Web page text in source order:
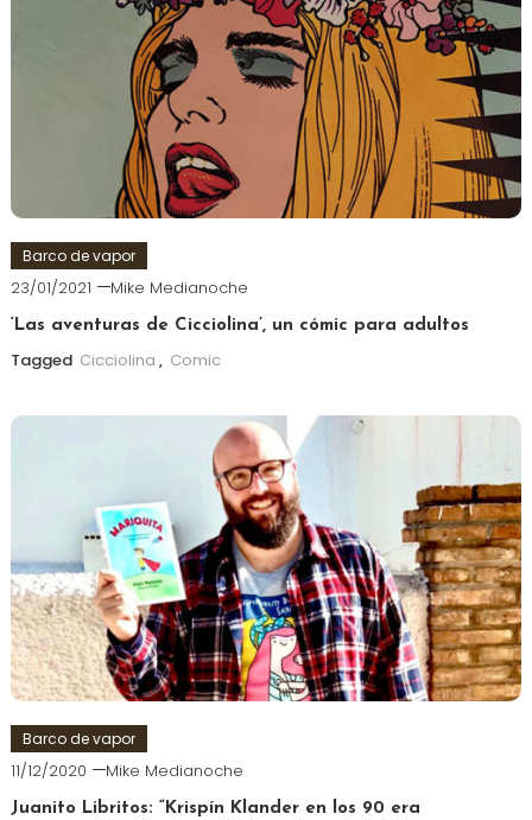
Barco de vapor
23/01/2021 Mike Medianoche
‘Las aventuras de Cicciolina’, un cómic para adultos
Tagged Cicciolina , Comic
Barco de vapor
11/12/2020 Mike Medianoche
Juanito Libritos: “Krispín Klander en los 90 era